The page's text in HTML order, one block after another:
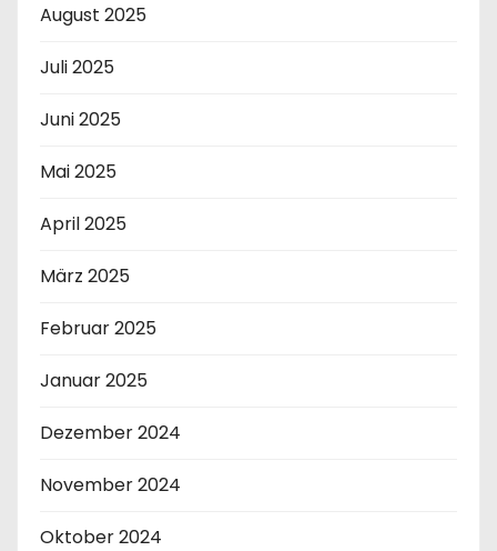
August 2025
Juli 2025
Juni 2025
Mai 2025
April 2025
März 2025
Februar 2025
Januar 2025
Dezember 2024
November 2024
Oktober 2024